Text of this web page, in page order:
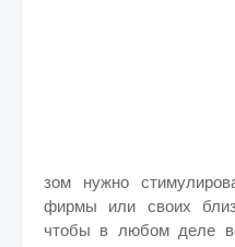
зом нужно
фирмы или своих
чтобы в любом деле